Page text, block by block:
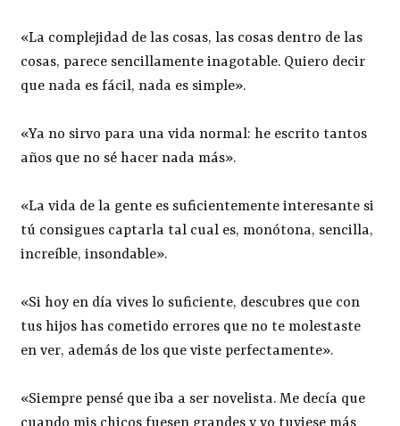
«La complejidad de las cosas, las cosas dentro de las
cosas, parece sencillamente inagotable. Quiero decir
que nada es fácil, nada es simple».
«Ya no sirvo para una vida normal: he escrito tantos
años que no sé hacer nada más».
«La vida de la gente es suficientemente interesante si
tú consigues captarla tal cual es, monótona, sencilla,
increíble, insondable».
«Si hoy en día vives lo suficiente, descubres que con
tus hijos has cometido errores que no te molestaste
en ver, además de los que viste perfectamente».
«Siempre pensé que iba a ser novelista. Me decía que